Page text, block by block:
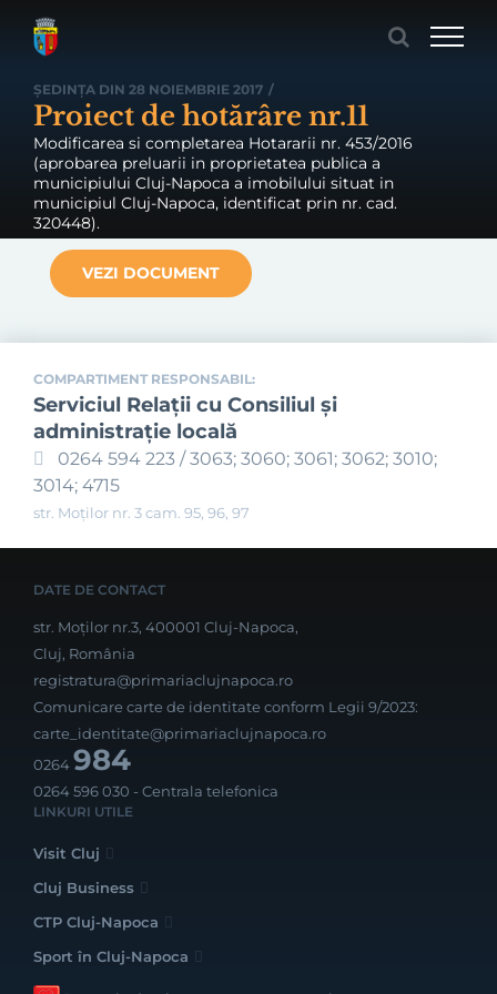
ȘEDINȚA DIN 28 NOIEMBRIE 2017 /
Proiect de hotărâre nr.11
Modificarea si completarea Hotararii nr. 453/2016
(aprobarea preluarii in proprietatea publica a
municipiului Cluj-Napoca a imobilului situat in
municipiul Cluj-Napoca, identificat prin nr. cad.
320448).
VEZI DOCUMENT
COMPARTIMENT RESPONSABIL:
Serviciul Relaţii cu Consiliul şi
administraţie locală
0264 594 223 / 3063; 3060; 3061; 3062; 3010;
3014; 4715
str. Moților nr. 3 cam. 95, 96, 97
DATE DE CONTACT
str. Moților nr.3, 400001 Cluj-Napoca,
Cluj, România
registratura@primariaclujnapoca.ro
Comunicare carte de identitate conform Legii 9/2023:
carte_identitate@primariaclujnapoca.ro
0264984
0264 596 030 - Centrala telefonica
LINKURI UTILE
Visit Cluj
Cluj Business
CTP Cluj-Napoca
Sport în Cluj-Napoca